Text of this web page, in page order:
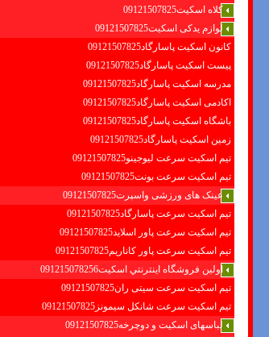
کلاه اسکیت09121507825
لوازم یدکی اسکیت09121507825
کانون اسکیت پاسارگاد09121507825
پیست اسکیت پاسارگاد09121507825
مدرسه اسکیت پاسارگاد09121507825
اکادمی اسکیت پاسارگاد09121507825
باشگاه اسکیت پاسارگاد09121507825
زمین اسکیت پاسارگاد09121507825
تیم اسکیت سرعت لیوجینو09121507825
تیم اسکیت سرعت بونت09121507825
عینک های ورزشی واسپرت09121507825
تیم اسکیت سرعت پاسارگاد09121507825
تیم اسکیت سرعت پاور اسلاید09121507825
تیم اسکیت سرعت پاور کاناریم09121507825
اولين فروشگاه اينترنتي اسكيت091215078256
تیم اسکیت سرعت سیتی ران09121507825
تیم اسکیت سرعت شانکل سیمونز09121507825
لباسهای اسکیت و دوچرخه09121507825